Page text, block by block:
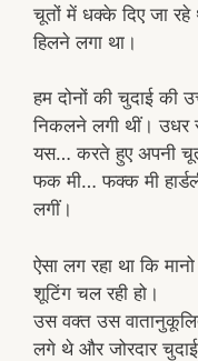
चूतों में धक्के दिए जा रहे
हिलने लगा था।
हम दोनों की चुदाई
निकलने लगी थीं।
यस… करते हुए अपनी
फक मी… फक्क मी
लगीं।
ऐसा लग रहा था कि
शूटिंग चल रही हो।
उस वक्त उस
लगे थे और जोरदार